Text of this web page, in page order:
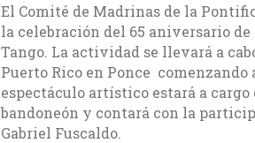
El Comité de Madrinas de la
la celebración del 65 aniversario
Tango. La actividad se llevará a
Puerto Rico en Ponce
espectáculo artístico estará a
bandoneón y contará con la
Gabriel Fuscaldo.